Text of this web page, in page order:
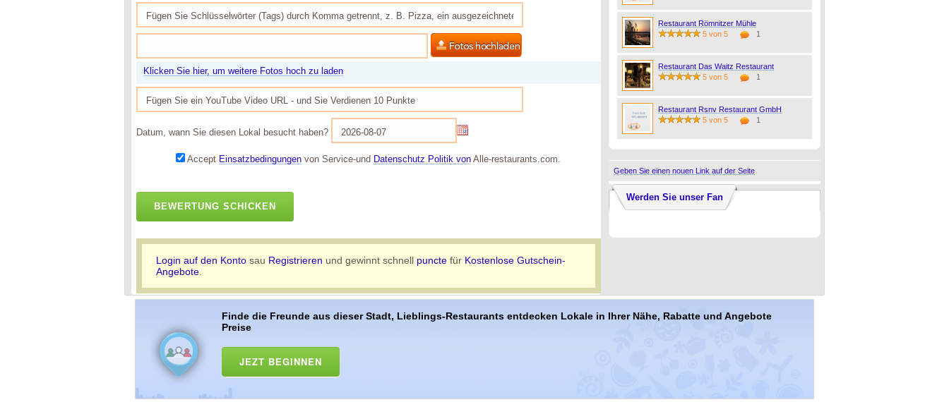
Klicken Sie hier, um weitere Fotos hoch zu laden
Datum, wann Sie diesen Lokal besucht haben?
Accept Einsatzbedingungen von Service-und Datenschutz Politik von Alle-restaurants.com.
BEWERTUNG SCHICKEN
Login auf den Kontosau Registrieren und gewinnt schnell punctefür Kostenlose Gutschein-
Angebote.
Restaurant Römnitzer Mühle
5 von 5
1
Restaurant Das Waitz Restaurant
5 von 5
1
Restaurant Rsnv Restaurant GmbH
5 von 5
1
Geben Sie einen nouen Link auf der Seite
Werden Sie unser Fan
Finde die Freunde aus dieser Stadt, Lieblings-Restaurants entdecken Lokale in Ihrer Nähe, Rabatte und Angebote
Preise
JEZT BEGINNEN